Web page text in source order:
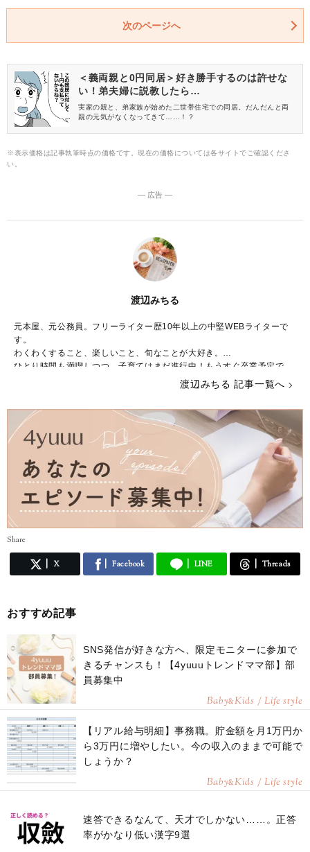
次のページへ
＜義両親と0円同居＞好き勝手するのは許せな
い！弟夫婦に説教したら…
実家の親と、弟家族が始めた二世帯住宅での同居。だんだんと両
親の元気がなくなってきて……！？
※表示価格は記事執筆時点の価格です。現在の価格については各サイトでご確認くださ
い。
― 広告 ―
渡辺みちる
元本屋、元公務員。フリーライター歴10年以上の中堅WEBライターで
す。
わくわくすること、楽しいこと、旬なことが大好き。
ひとり時間も満喫しつつ、子育てはまだ進行中！もうすぐ卒業予定で
渡辺みちる 記事一覧へ
Share
X Facebook LINE Threads
おすすめ記事
SNS発信が好きな方へ、限定モニターに参加で
きるチャンスも！【4yuuuトレンドママ部】部
員募集中
Baby&Kids / Life style
【リアル給与明細】事務職。貯金額を月1万円か
ら3万円に増やしたい。今の収入のままで可能で
しょうか？
Baby&Kids / Life style
速答できるなんて、天才でしかない……。正答
率がかなり低い漢字9選